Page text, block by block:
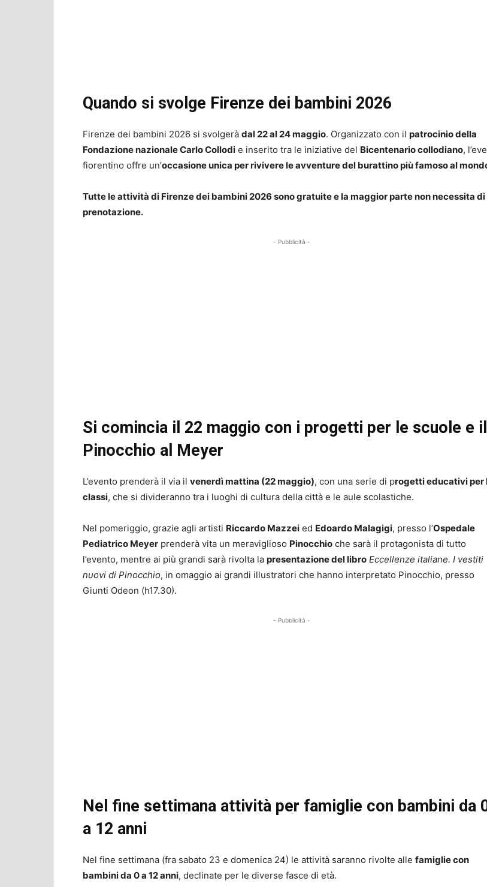
Quando si svolge Firenze dei bambini 2026
Firenze dei bambini 2026 si svolgerà dal 22 al 24 maggio. Organizzato con il patrocinio della
Fondazione nazionale Carlo Collodi e inserito tra le iniziative del Bicentenario collodiano,
fiorentino offre un’occasione unica per rivivere le avventure del burattino più famoso al
Tutte le attività di Firenze dei bambini 2026 sono gratuite e la maggior parte non necessita di
prenotazione.
- Pubblicità -
Si comincia il 22 maggio con i progetti per le scuole e il
Pinocchio al Meyer
L’evento prenderà il via il venerdì mattina (22 maggio), con una serie di progetti educativi per
classi, che si divideranno tra i luoghi di cultura della città e le aule scolastiche.
Nel pomeriggio, grazie agli artisti Riccardo Mazzei ed Edoardo Malagigi, presso l’Ospedale
Pediatrico Meyer prenderà vita un meraviglioso Pinocchio che sarà il protagonista di tutto
l’evento, mentre ai più grandi sarà rivolta la presentazione del libro Eccellenze italiane. I vestiti
nuovi di Pinocchio, in omaggio ai grandi illustratori che hanno interpretato Pinocchio, presso
Giunti Odeon (h17.30).
- Pubblicità -
Nel fine settimana attività per famiglie con bambini da
a 12 anni
Nel fine settimana (fra sabato 23 e domenica 24) le attività saranno rivolte alle famiglie con
bambini da 0 a 12 anni, declinate per le diverse fasce di età.